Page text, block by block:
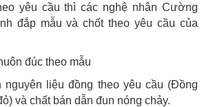
yêu cầu thì các nghệ nhân Cường
đắp mẫu và chốt theo yêu cầu của
đúc theo mẫu
nguyên liệu đồng theo yêu cầu (Đồng
và chất bán dẫn đun nóng chảy.